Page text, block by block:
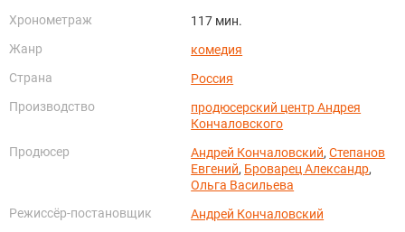
Хронометраж
117 мин.
Жанр
комедия
Страна
Россия
Производство
продюсерский центр Андрея
Кончаловского
Продюсер
Андрей Кончаловский,Степанов
Евгений, Броварец Александр,
Ольга Васильева
Режиссёр-постановщик
Андрей Кончаловский